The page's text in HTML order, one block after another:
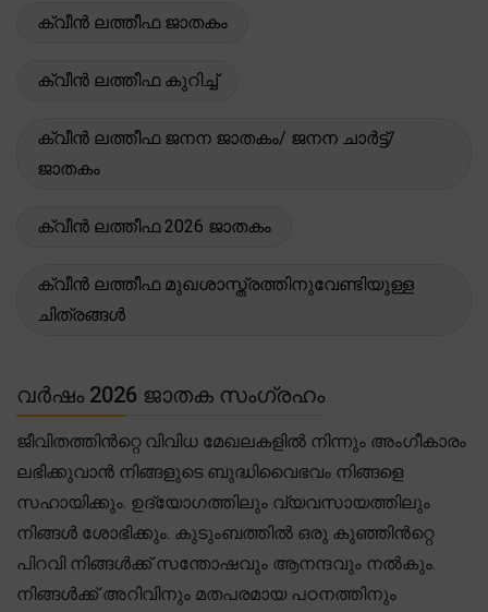
ക്വീൻ ലത്തീഫ ജാതകം
ക്വീൻ ലത്തീഫ കുറിച്ച്
ക്വീൻ ലത്തീഫ ജനന ജാതകം/ ജനന ചാർട്ട്/
ജാതകം
ക്വീൻ ലത്തീഫ 2026 ജാതകം
ക്വീൻ ലത്തീഫ മുഖശാസ്ത്രത്തിനുവേണ്ടിയുള്ള
ചിത്രങ്ങൾ
വർഷം 2026 ജാതക സംഗ്രഹം
ജീവിതത്തിൻറ്റെ വിവിധ മേഖലകളിൽ നിന്നും അംഗീകാരം
ലഭിക്കുവാൻ നിങ്ങളുടെ ബുദ്ധിവൈഭവം നിങ്ങളെ
സഹായിക്കും. ഉദ്യോഗത്തിലും വ്യവസായത്തിലും
നിങ്ങൾ ശോഭിക്കും. കുടുംബത്തിൽ ഒരു കുഞ്ഞിൻറ്റെ
പിറവി നിങ്ങൾക്ക് സന്തോഷവും ആനന്ദവും നൽകും.
നിങ്ങൾക്ക് അറിവിനും മതപരമായ പഠനത്തിനും